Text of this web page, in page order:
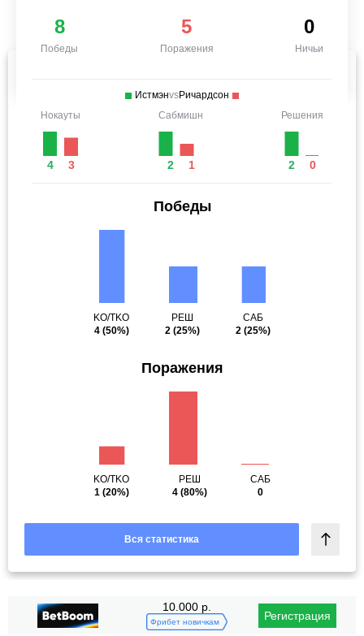
8
Победы
5
Поражения
0
Ничьи
ИстмэнvsРичардсон
Нокауты
4 3
Сабмишн
2 1
Решения
2 0
Победы
KO/TKO
4(50%)
РЕШ
2 (25%)
САБ
2 (25%)
Поражения
KO/TKO
1(20%)
РЕШ
4 (80%)
САБ
0
Вся статистика
10.000 р.
Фрибет новичкам Регистрация